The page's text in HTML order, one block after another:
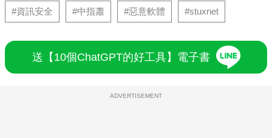
#資訊安全 #中指蕭 #惡意軟體 #stuxnet
送【10個ChatGPT的好工具】電子書
ADVERTISEMENT